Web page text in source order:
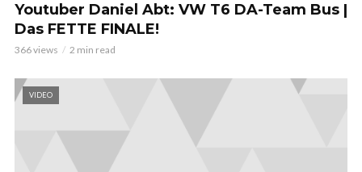
Youtuber Daniel Abt: VW T6 DA-Team Bus |
Das FETTE FINALE!
366 views 2 min read
VIDEO